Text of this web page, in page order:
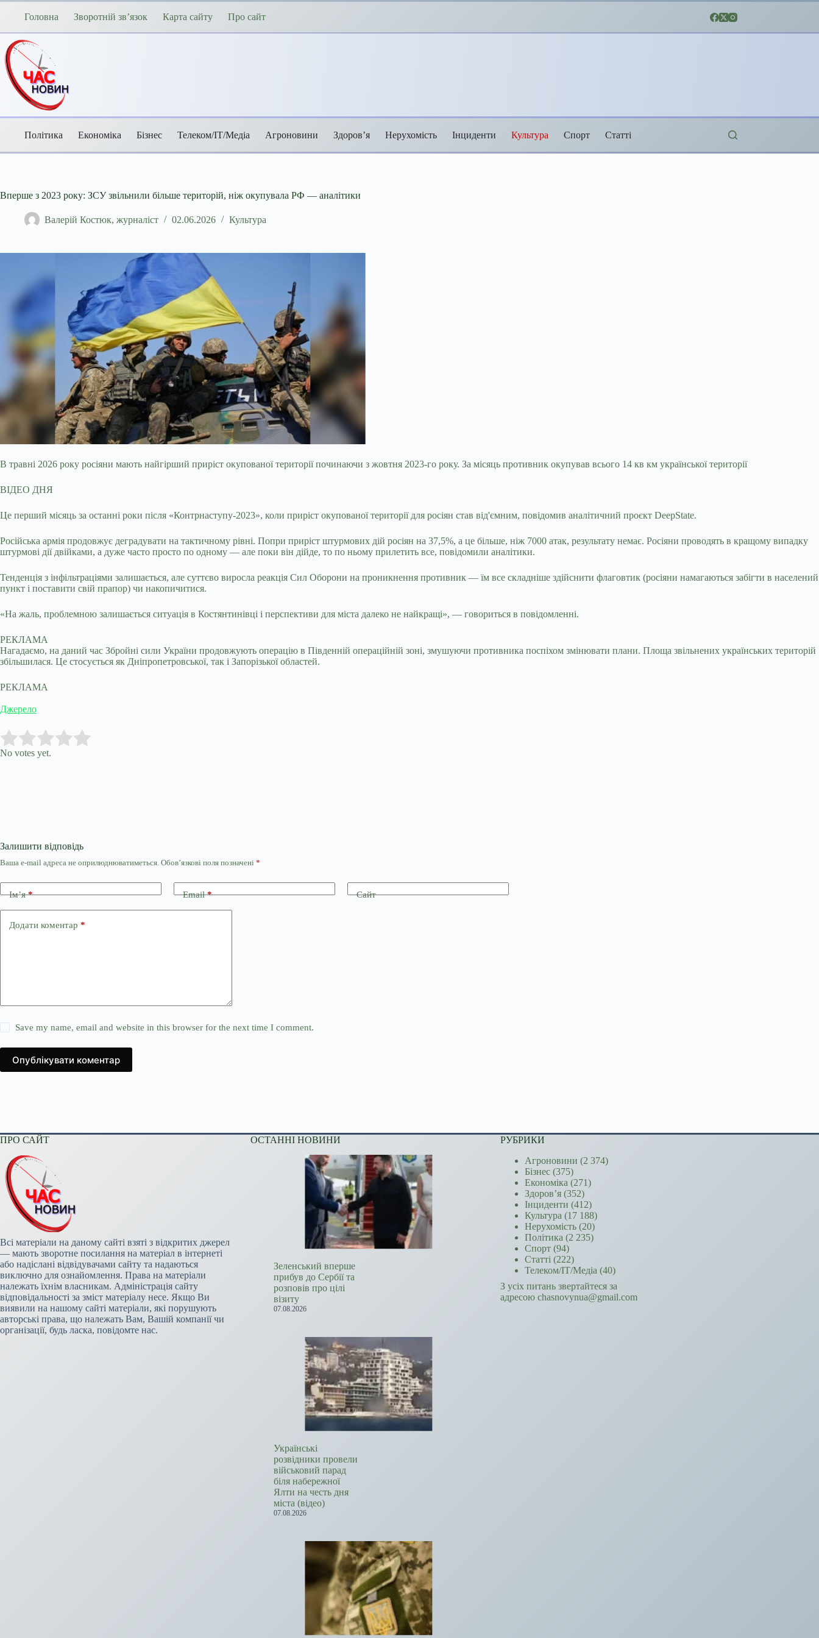
Перейти
Головна Зворотній зв’язок Карта сайту Про сайт
Політика Економіка Бізнес Телеком/ІТ/Медіа Агроновини Здоров’я Нерухомість Інциденти Культура Спорт Статті
Вперше з 2023 року: ЗСУ звільнили більше територій, ніж окупувала РФ — аналітики
Валерій Костюк, журналіст 02.06.2026 Культура
В травні 2026 року росіяни мають найгірший приріст окупованої території починаючи з жовтня 2023-го року. За місяць противник окупував всього 14 кв км українськоїтериторії
ВІДЕО ДНЯ
Це перший місяць за останні роки після «Контрнаступу-2023», коли приріст окупованої території для росіян став від'ємним, повідомив аналітичний проєкт DeepState.
Російська армія продовжує деградувати на тактичному рівні. Попри приріст штурмових дій росіян на 37,5%, а це більше, ніж 7000 атак, результату немає. Росіяни проводять в кращому випадку
штурмові дії двійками, а дуже часто просто по одному — але поки він дійде, то по ньому прилетить все, повідомили аналітики.
Тенденція з інфільтраціями залишається, але суттєво виросла реакція Сил Оборони на проникнення противник — їм все складніше здійснити флаговтик (росіяни намагаються забігти в населений
пункт і поставити свій прапор) чи накопичитися.
«На жаль, проблемною залишається ситуація в Костянтинівці і перспективи для міста далеко не найкращі», — говориться в повідомленні.
РЕКЛАМА
Нагадаємо, на даний час Збройні сили України продовжують операцію в Південній операційній зоні, змушуючи противника поспіхом змінювати плани. Площа звільнених українських територій
збільшилася. Це стосується як Дніпропетровської, так і Запорізької областей.
РЕКЛАМА
Джерело
Rate this item:
No votes yet.
Залишити відповідь
Ваша e-mail адреса не оприлюднюватиметься. Обов’язкові поля позначені *
Ім’я* Email* Сайт
Додати коментар *
Save my name, email and website in this browser for the next time I comment.
Опублікувати коментар
ПРО САЙТ
Всі матеріали на даному сайті взяті з відкритих джерел
— мають зворотне посилання на матеріал в інтернеті
або надіслані відвідувачами сайту та надаються
виключно для ознайомлення. Права на матеріали
належать їхнім власникам. Адміністрація сайту
відповідальності за зміст матеріалу несе. Якщо Ви
виявили на нашому сайті матеріали, які порушують
авторські права, що належать Вам, Вашій компанії чи
організації, будь ласка, повідомте нас.
ОСТАННІ НОВИНИ
Зеленський вперше
прибув до Сербії та
розповів про цілі
візиту
07.08.2026
Українські
розвідники провели
військовий парад
біля набережної
Ялти на честь дня
міста (відео)
07.08.2026
РУБРИКИ
Агроновини (2 374)
Бізнес (375)
Економіка (271)
Здоров’я (352)
Інциденти (412)
Культура (17 188)
Нерухомість (20)
Політика (2 235)
Спорт (94)
Статті (222)
Телеком/ІТ/Медіа (40)
З усіх питань звертайтеся за
адресою chasnovynua@gmail.com